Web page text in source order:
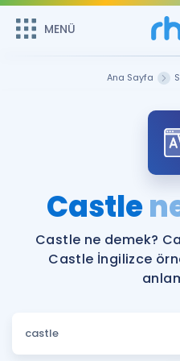
MENÜ
ÜYE
Sepetin
Remzi Hoca ile seni sınava
MENÜ
Faydalı Araçlar
Sözlük
Hakkımızda
Ana Sayfa
Castle
Castle ne demek?
Castle İngilizce